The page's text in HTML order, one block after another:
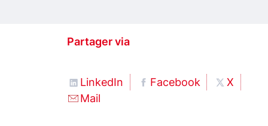
Partager via
LinkedIn Facebook
X
Mail